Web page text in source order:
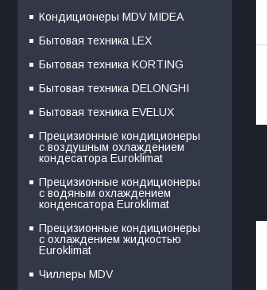
Кондиционеры MDV MIDEA
Бытовая техника LEX
Бытовая техника KORTING
Бытовая техника DELONGHI
Бытовая техника EVELUX
Прецизионные кондиционеры
с воздушным охлаждением
кондесатора Euroklimat
Прецизионные кондиционеры
с водяным охлаждением
конденсатора Euroklimat
Прецизионные кондиционеры
с охлаждением жидкостью
Euroklimat
Чиллеры MDV